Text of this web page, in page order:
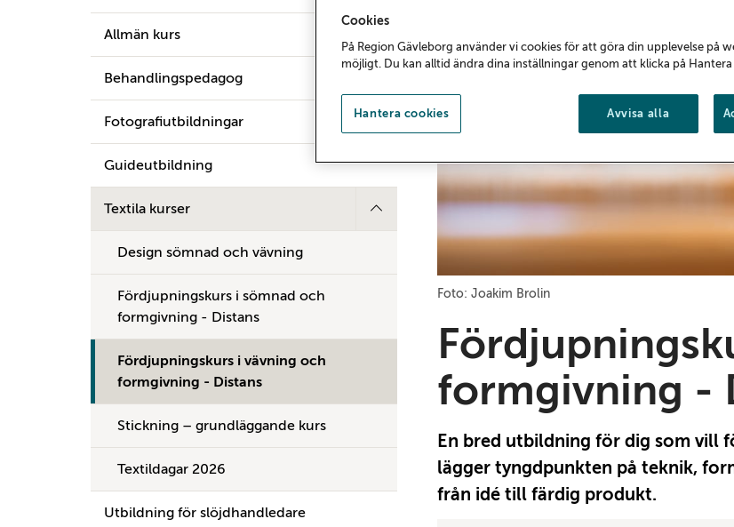
Allmän kurs
Behandlingspedagog
Fotografiutbildningar
Guideutbildning
Textila kurser
Design sömnad och vävning
Fördjupningskurs i sömnad och
formgivning - Distans
Fördjupningskurs i vävning och
formgivning - Distans
Stickning – grundläggande kurs
Textildagar 2026
Utbildning för slöjdhandledare
Foto: Joakim Brolin
formgivning -
En bred utbildning för dig som vill
lägger tyngdpunkten på teknik,
från idé till färdig produkt.
Cookies
På Region Gävleborg använder vi cookies för att göra din upplevelse på
möjligt. Du kan alltid ändra dina inställningar genom att klicka på Hantera
Avvisa alla
Hantera cookies